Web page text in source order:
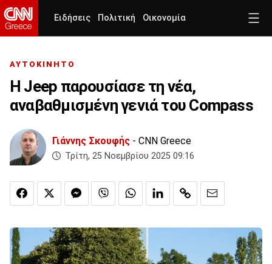
Ειδήσεις Πολιτική Οικονομία
ΑΥΤΟΚΙΝΗΤΟ
Η Jeep παρουσίασε τη νέα,
αναβαθμισμένη γενιά του Compass
Γιάννης Σκουφής - CNN Greece
Τρίτη, 25 Νοεμβρίου 2025 09:16